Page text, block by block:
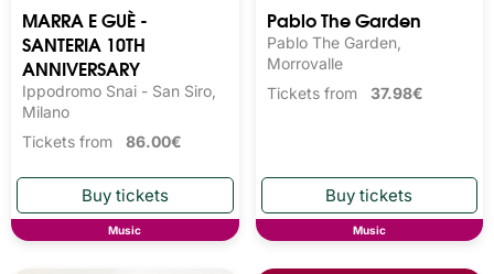
MARRA E GUÈ -
SANTERIA 10TH
ANNIVERSARY
Ippodromo Snai - San Siro,
Milano
Tickets from 86.00€
Music
Pablo The Garden
Pablo The Garden,
Morrovalle
Tickets from 37.98€
Music